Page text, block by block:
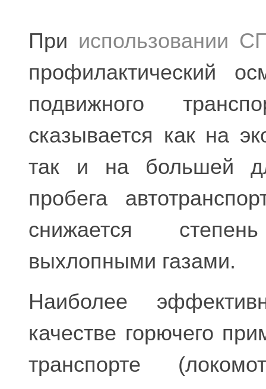
При использовании
профилактический
подвижного
сказывается как на
так и на большей
пробега
снижается
выхлопными газами.
Наиболее
качестве горючего
транспорте